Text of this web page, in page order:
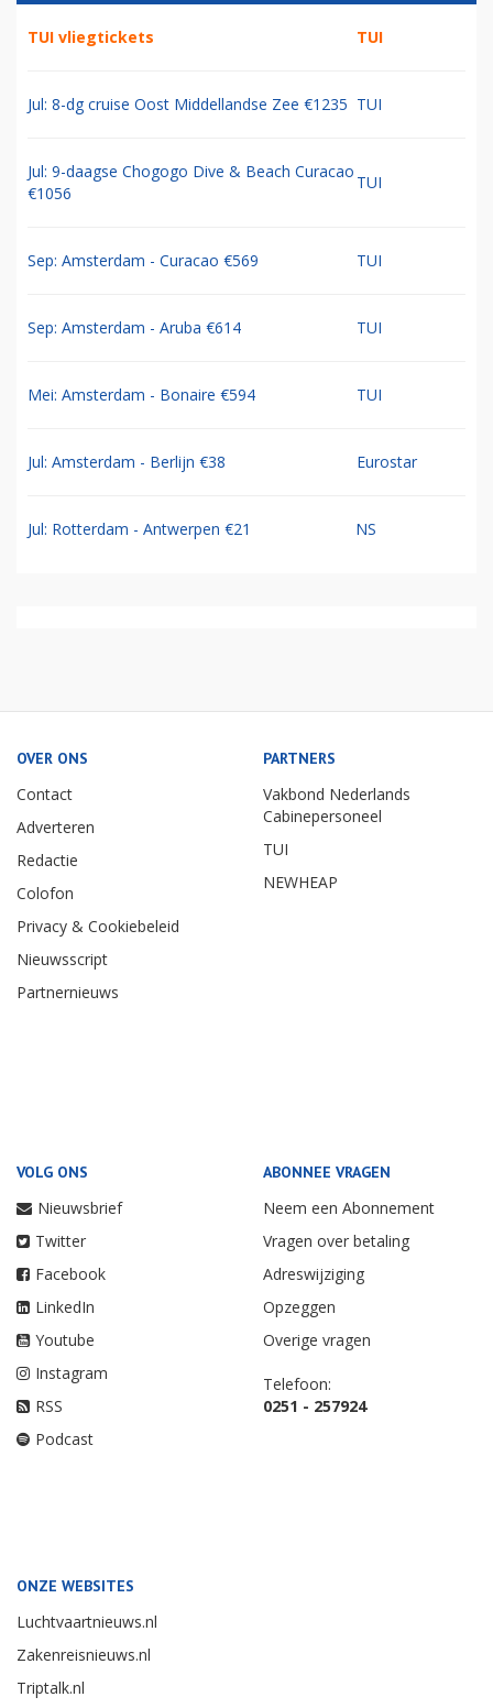
TUI vliegtickets TUI
Jul: 8-dg cruise Oost Middellandse Zee €1235 TUI
Jul: 9-daagse Chogogo Dive & Beach Curacao
€1056
TUI
Sep: Amsterdam - Curacao €569 TUI
Sep: Amsterdam - Aruba €614 TUI
Mei: Amsterdam - Bonaire €594 TUI
Jul: Amsterdam - Berlijn €38 Eurostar
Jul: Rotterdam - Antwerpen €21 NS
OVER ONS
Contact
Adverteren
Redactie
Colofon
Privacy & Cookiebeleid
Nieuwsscript
Partnernieuws
PARTNERS
Vakbond Nederlands
Cabinepersoneel
TUI
NEWHEAP
VOLG ONS
Nieuwsbrief
Twitter
Facebook
LinkedIn
Youtube
Instagram
RSS
Podcast
ABONNEE VRAGEN
Neem een Abonnement
Vragen over betaling
Adreswijziging
Opzeggen
Overige vragen
Telefoon:
0251 - 257924
ONZE WEBSITES
Luchtvaartnieuws.nl
Zakenreisnieuws.nl
Triptalk.nl